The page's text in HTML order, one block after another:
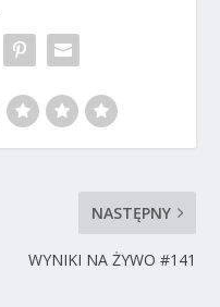
NASTĘPNY
WYNIKI NA ŻYWO #141